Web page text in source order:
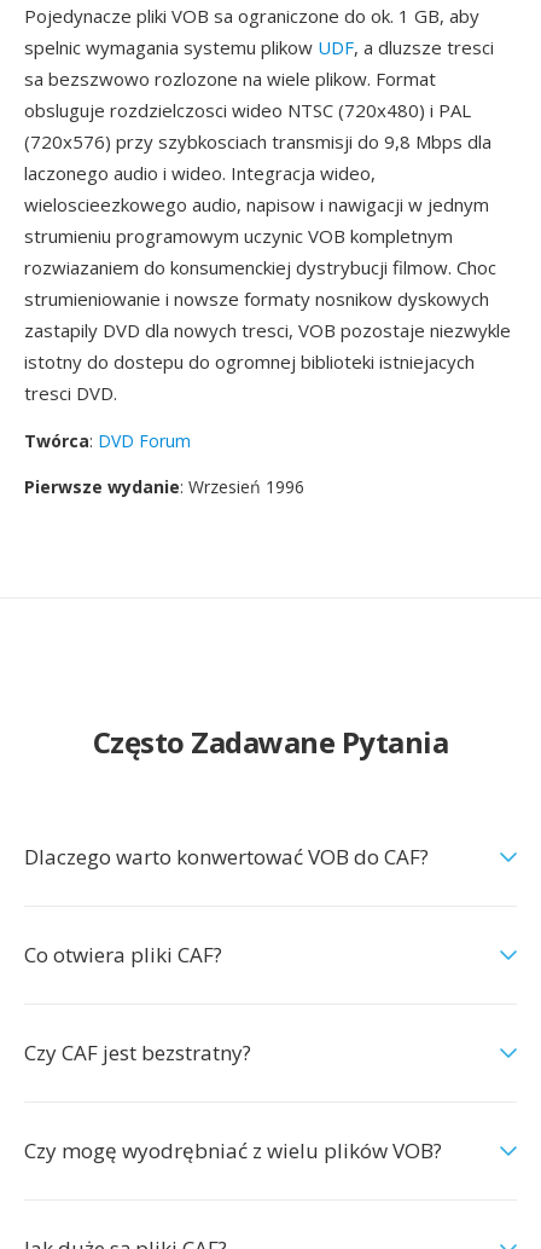
Pojedynacze pliki VOB sa ograniczone do ok. 1 GB, aby
spelnic wymagania systemu plikow UDF, a dluzsze tresci
sa bezszwowo rozlozone na wiele plikow. Format
obsluguje rozdzielczosci wideo NTSC (720x480) i PAL
(720x576) przy szybkosciach transmisji do 9,8 Mbps dla
laczonego audio i wideo. Integracja wideo,
wieloscieezkowego audio, napisow i nawigacji w jednym
strumieniu programowym uczynic VOB kompletnym
rozwiazaniem do konsumenckiej dystrybucji filmow. Choc
strumieniowanie i nowsze formaty nosnikow dyskowych
zastapily DVD dla nowych tresci, VOB pozostaje niezwykle
istotny do dostepu do ogromnej biblioteki istniejacych
tresci DVD.
Twórca: DVD Forum
Pierwsze wydanie: Wrzesień 1996
Często Zadawane Pytania
Dlaczego warto konwertować VOB do CAF?
Co otwiera pliki CAF?
Czy CAF jest bezstratny?
Czy mogę wyodrębniać z wielu plików VOB?